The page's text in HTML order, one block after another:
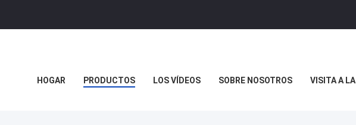
HOGAR PRODUCTOS LOS VÍDEOS SOBRE NOSOTROS VISITA A